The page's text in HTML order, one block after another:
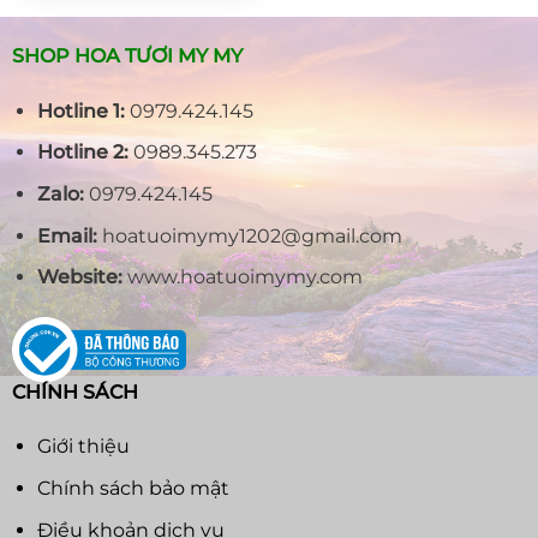
600.000₫.
SHOP HOA TƯƠI MY MY
Hotline 1:0979.424.145
Hotline 2:0989.345.273
Zalo:0979.424.145
Email:hoatuoimymy1202@gmail.com
Website:www.hoatuoimymy.com
CHÍNH SÁCH
Giới thiệu
Chính sách bảo mật
Điều khoản dịch vụ